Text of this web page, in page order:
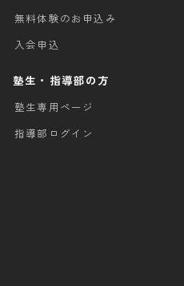
無料体験のお申込み
入会申込
塾生・指導部の方
塾生専用ページ
指導部ログイン